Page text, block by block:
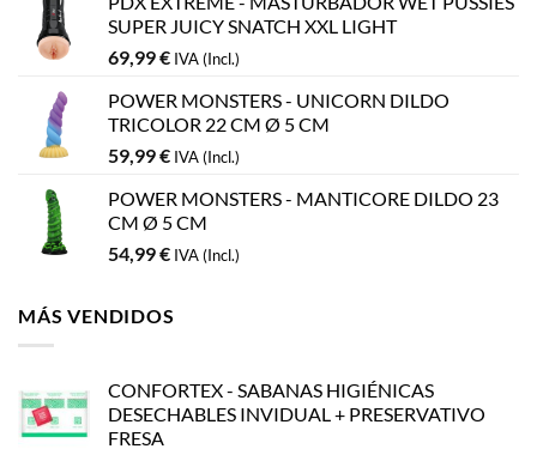
SUPER JUICY SNATCH XXL LIGHT
69,99€ IVA (Incl.)
POWER MONSTERS - UNICORN DILDO
TRICOLOR 22 CM Ø 5 CM
59,99€ IVA (Incl.)
POWER MONSTERS - MANTICORE DILDO 23
CM Ø 5 CM
54,99€ IVA (Incl.)
MÁS VENDIDOS
CONFORTEX - SABANAS HIGIÉNICAS
DESECHABLES INVIDUAL + PRESERVATIVO
FRESA